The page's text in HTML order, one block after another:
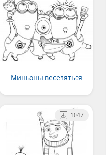
Миньоны веселяться
1047